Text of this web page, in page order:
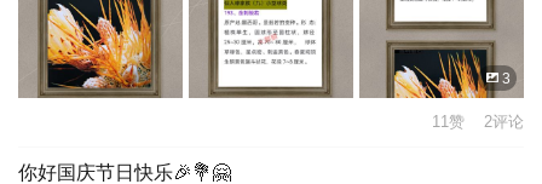
3
11赞 2评论
你好国庆节日快乐🎉💐🤗